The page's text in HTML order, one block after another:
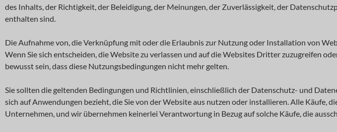
des Inhalts, der Richtigkeit, der Beleidigung, der Meinungen, der Zuverlässigkeit, der
enthalten sind.
Die Aufnahme von, die Verknüpfung mit oder die Erlaubnis zur Nutzung oder Installation von
Wenn Sie sich entscheiden, die Website zu verlassen und auf die Websites Dritter zuzugreifen
bewusst sein, dass diese Nutzungsbedingungen nicht mehr gelten.
Sie sollten die geltenden Bedingungen und Richtlinien, einschließlich der Datenschutz- und
sich auf Anwendungen bezieht, die Sie von der Website aus nutzen oder installieren. Alle
Unternehmen, und wir übernehmen keinerlei Verantwortung in Bezug auf solche Käufe, die